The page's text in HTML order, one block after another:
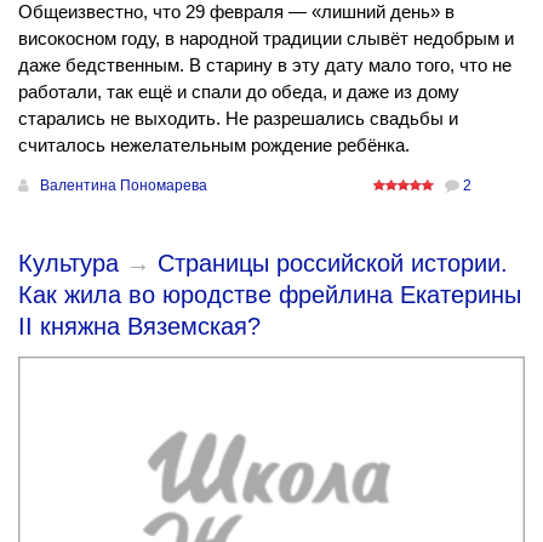
Общеизвестно, что 29 февраля — «лишний день» в
високосном году, в народной традиции слывёт недобрым и
даже бедственным. В старину в эту дату мало того, что не
работали, так ещё и спали до обеда, и даже из дому
старались не выходить. Не разрешались свадьбы и
считалось нежелательным рождение ребёнка.
Валентина Пономарева 2
Культура→ Страницы российской истории.
Как жила во юродстве фрейлина Екатерины
II княжна Вяземская?